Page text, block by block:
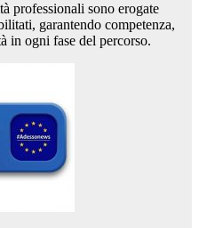
professionali sono erogate
garantendo competenza,
in ogni fase del percorso.